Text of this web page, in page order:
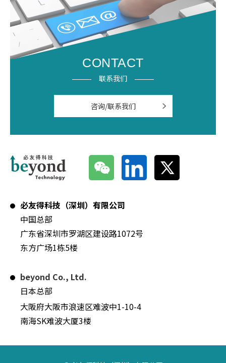
CONTACT
联系我们
咨询/联系我们
必友得科技（深圳）有限公司
中国总部
广东省深圳市罗湖区建设路1072号
东方广场1栋5楼
beyond Co., Ltd.
日本总部
大阪府大阪市浪速区难波中1-10-4
南海SK难波大厦3楼